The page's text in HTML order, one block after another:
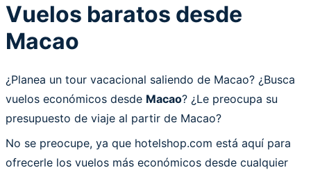
Vuelos baratos desde
Macao
¿Planea un tour vacacional saliendo de Macao? ¿Busca
vuelos económicos desde Macao? ¿Le preocupa su
presupuesto de viaje al partir de Macao?
No se preocupe, ya que hotelshop.com está aquí para
ofrecerle los vuelos más económicos desde cualquier